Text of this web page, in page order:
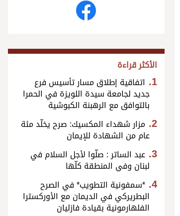
الأكثر قراءة
اتفاقية إطلاق مسار تأسيس فرع
جديد لجامعة سيدة اللويزة في الحمرا
بالتوافق مع الرهبنة الكبوشية
مزار شهداء المكسيك: صرح يخلّد مئة
عام من الشهادة للإيمان
عبد الساتر : صلّوا لأجل السلام في
لبنان وفي المنطقة كلّها
*سمفونية التطويب* في الصرح
البطريركي في الديمان مع الأوركسترا
الفلهارمونية بقيادة فازليان